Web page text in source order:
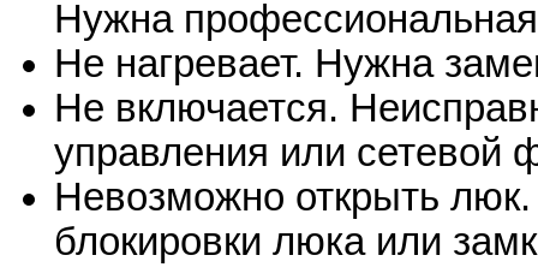
Нужна профессиональная
Не нагревает. Нужна
Не включается.
управления или сетевой
Невозможно открыть
блокировки люка или